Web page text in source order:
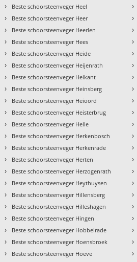
› Beste schoorsteenveger Heel
› Beste schoorsteenveger Heer
› Beste schoorsteenveger Heerlen
› Beste schoorsteenveger Hees
› Beste schoorsteenveger Heide
› Beste schoorsteenveger Heijenrath
› Beste schoorsteenveger Heikant
› Beste schoorsteenveger Heinsberg
› Beste schoorsteenveger Heioord
› Beste schoorsteenveger Heisterbrug
› Beste schoorsteenveger Helle
› Beste schoorsteenveger Herkenbosch
› Beste schoorsteenveger Herkenrade
› Beste schoorsteenveger Herten
› Beste schoorsteenveger Herzogenrath
› Beste schoorsteenveger Heythuysen
› Beste schoorsteenveger Hillensberg
› Beste schoorsteenveger Hilleshagen
› Beste schoorsteenveger Hingen
› Beste schoorsteenveger Hobbelrade
› Beste schoorsteenveger Hoensbroek
› Beste schoorsteenveger Hoeve
›
›
›
›
›
›
›
›
›
›
›
›
›
›
›
›
›
›
›
›
›
›